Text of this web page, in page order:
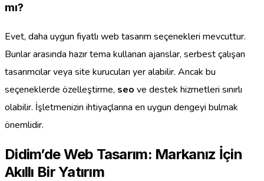
mı?
Evet, daha uygun fiyatlı web tasarım seçenekleri mevcuttur.
Bunlar arasında hazır tema kullanan ajanslar, serbest çalışan
tasarımcılar veya site kurucuları yer alabilir. Ancak bu
seçeneklerde özelleştirme, seo ve destek hizmetleri sınırlı
olabilir. İşletmenizin ihtiyaçlarına en uygun dengeyi bulmak
önemlidir.
Didim’de Web Tasarım: Markanız İçin
Akıllı Bir Yatırım